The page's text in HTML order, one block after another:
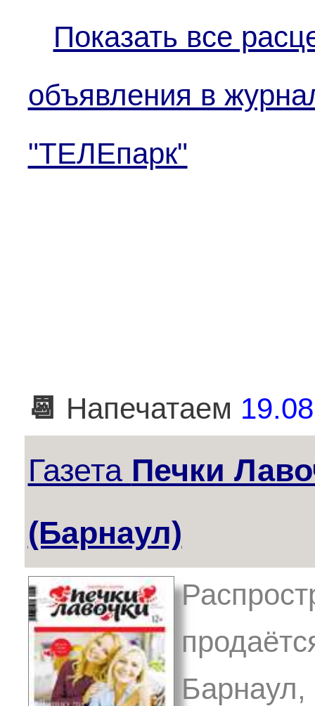
Показать все
объявления в
"ТЕЛЕпарк"
📆 Напечатаем
Газета Печки
(Барнаул)
Барнаул,